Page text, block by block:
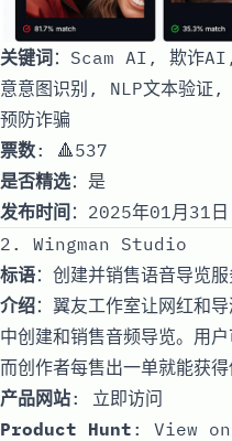
关键词：Scam AI, 欺诈
意意图识别, NLP文本验证
预防诈骗
票数: 🔺537
是否精选：是
发布时间 ：2025年01月31
2. Wingman Studio
标语：创建并销售语音导览服
介绍：翼友工作室让网红和
中创建和销售音频导览。用
而创作者每售出一单就能获得
产品网站: 立即访问
Product Hunt : View